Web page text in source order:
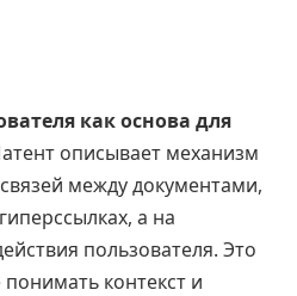
как основа для
описывает механизм
между документами,
а на
пользователя. Это
контекст и